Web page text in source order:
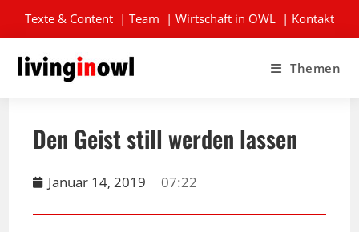
Texte & Content | Team | Wirtschaft in OWL | Kontakt
Themen
Den Geist still werden lassen
Januar 14, 2019 07:22